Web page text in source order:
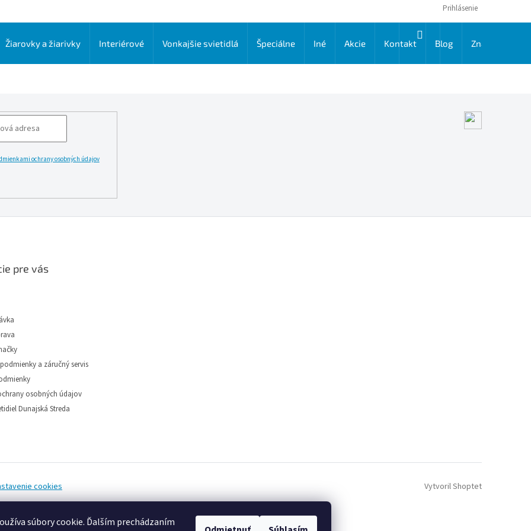
súbory cookie. Ďalším prechádzaním
Prihlásenie
NÁKUPNÝ
Žiarovky a žiarivky Interiérové Vonkajšie svietidlá Špeciálne Iné Akcie Kontakt Blog Značky
ochrany osobných údajov
pre vás
a záručný servis
osobných údajov
Dunajská Streda
Vytvoril Shoptet
cookies